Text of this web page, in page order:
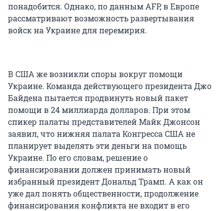
понадобится. Однако, по данным AFP, в Европе
рассматривают возможность развертывания
войск на Украине для перемирия.
В США же возникли споры вокруг помощи
Украине. Команда действующего президента Джо
Байдена пытается продвинуть новый пакет
помощи в 24 миллиарда долларов. При этом
спикер палаты представителей Майк Джонсон
заявил, что нижняя палата Конгресса США не
планирует выделять эти деньги на помощь
Украине. По его словам, решение о
финансировании должен принимать новый
избранный президент Дональд Трамп. А как он
уже дал понять общественности, продолжение
финансирования конфликта не входит в его